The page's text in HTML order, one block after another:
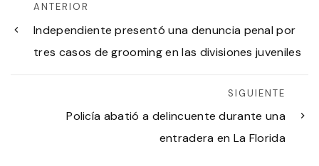
ANTERIOR
Independiente presentó una denuncia penal por
tres casos de grooming en las divisiones juveniles
SIGUIENTE
Policía abatió a delincuente durante una
entradera en La Florida